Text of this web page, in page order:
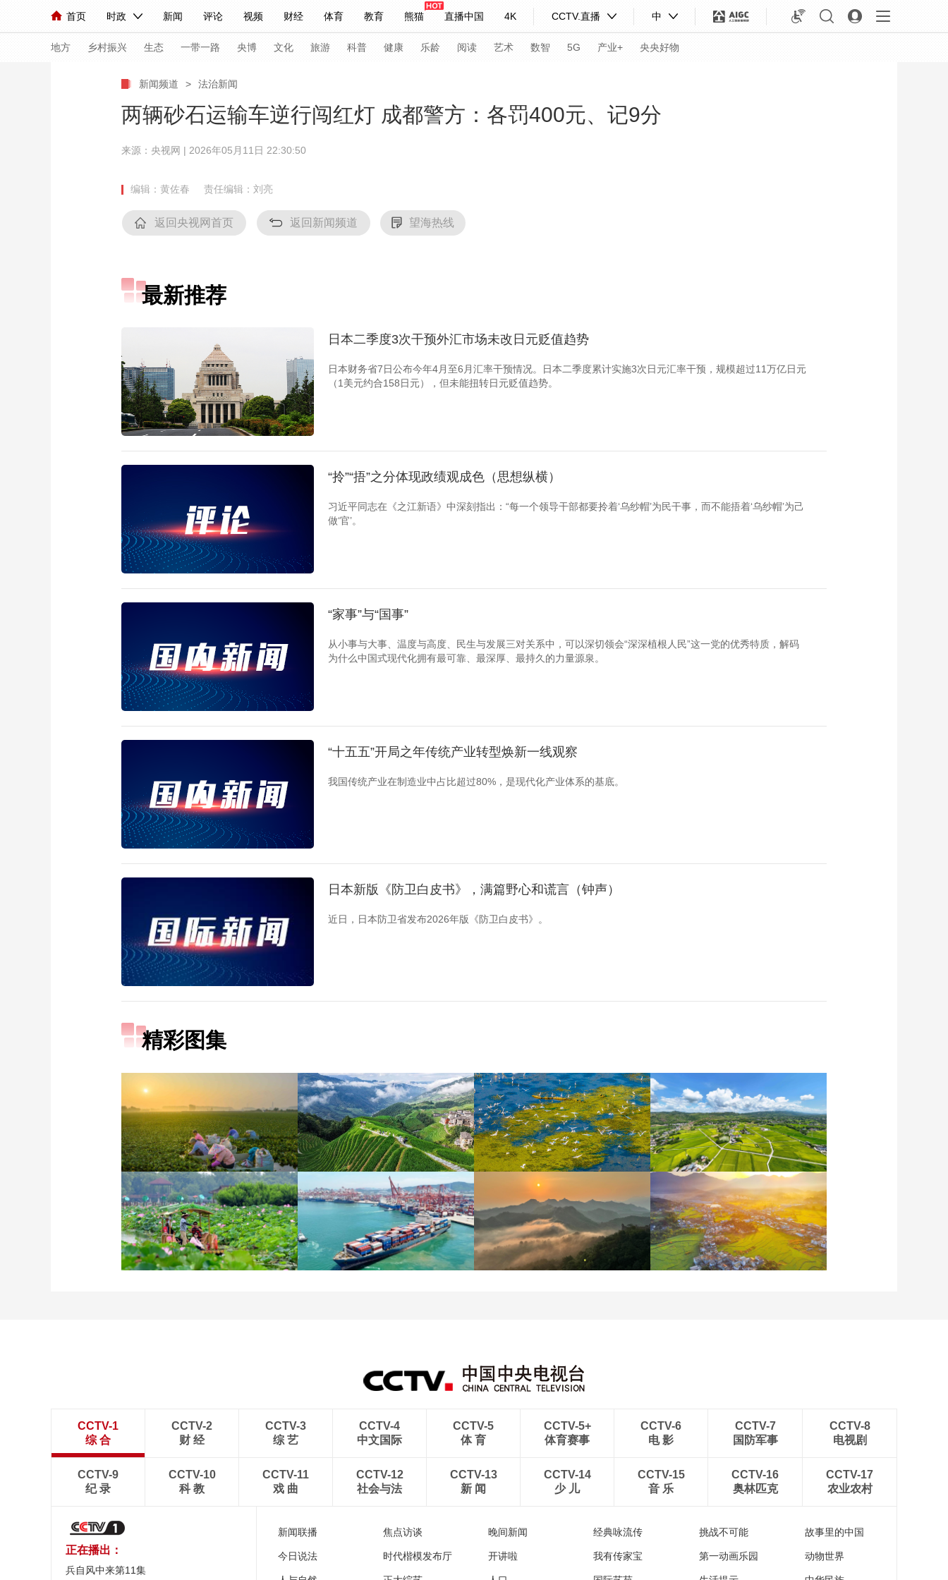
首页 时政 新闻 评论 视频 财经 体育 教育 熊猫 直播中国 4K CCTV.直播 中
人民领袖习近平 联播+ 中国领导人 央视快评 习式妙语 热解读 天天学习
直播 栏目大全 节目单 听音 微视频 主持人 下载央视影音
海外频道 iPanda English Монгол
地方 乡村振兴 生态 一带一路 央博 文化 旅游 科普 健康 乐龄 阅读 艺术 数智 5G 产业+ 央央好物
人民领袖习近平 联播+ 热解读 天天学习
小央视频 小央直播 直播中国 熊猫频道 VR/AR 4K专区 全景新闻
直播
CCTV奥林匹克频道
央博 非遗 文化 旅游 科普 健康 乐龄
大国展会 大国保险 云顶对话 云起 超级工厂 智敬中国 全民健康 颜选攻略 海洋 时尚 天气 才艺 网展 央央好物
CCTV.节目官网 直播 节目单 栏目 片库 热播榜 总台企业白名单
新闻频道 > 法治新闻
两辆砂石运输车逆行闯红灯 成都警方：各罚400元、记9分
来源：央视网 | 2026年05月11日 22:30:50
编辑：黄佐春 责任编辑：刘亮
返回央视网首页 返回新闻频道 望海热线
最新推荐
日本二季度3次干预外汇市场未改日元贬值趋势
日本财务省7日公布今年4月至6月汇率干预情况。日本二季度累计实施3次日元汇率干预，规模超过11万亿日元
（1美元约合158日元），但未能扭转日元贬值趋势。
“拎”“捂”之分体现政绩观成色（思想纵横）
习近平同志在《之江新语》中深刻指出：“每一个领导干部都要拎着‘乌纱帽’为民干事，而不能捂着‘乌纱帽’为己
做‘官’。
“家事”与“国事”
从小事与大事、温度与高度、民生与发展三对关系中，可以深切领会“深深植根人民”这一党的优秀特质，解码
为什么中国式现代化拥有最可靠、最深厚、最持久的力量源泉。
“十五五”开局之年传统产业转型焕新一线观察
我国传统产业在制造业中占比超过80%，是现代化产业体系的基底。
日本新版《防卫白皮书》，满篇野心和谎言（钟声）
近日，日本防卫省发布2026年版《防卫白皮书》。
精彩图集
立秋近 采菱忙 暑期出游 乐享美好时光
江苏泗洪：洪泽湖湿地白
鹭嬉戏
重庆梁平：优质水稻丰收
在望
CCTV-1
综 合
CCTV-2
财 经
CCTV-3
综 艺
CCTV-4
中文国际
CCTV-5
体 育
CCTV-5+
体育赛事
CCTV-6
电 影
CCTV-7
国防军事
CCTV-8
电视剧
CCTV-9
纪 录
CCTV-10
科 教
CCTV-11
戏 曲
CCTV-12
社会与法
CCTV-13
新 闻
CCTV-14
少 儿
CCTV-15
音 乐
CCTV-16
奥林匹克
CCTV-17
农业农村
正在播出：
兵自风中来第11集
新闻联播 焦点访谈 晚间新闻 经典咏流传 挑战不可能 故事里的中国
今日说法 时代楷模发布厅 开讲啦 我有传家宝 第一动画乐园 动物世界